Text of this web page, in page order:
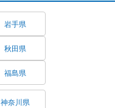
岩手県
秋田県
福島県
神奈川県